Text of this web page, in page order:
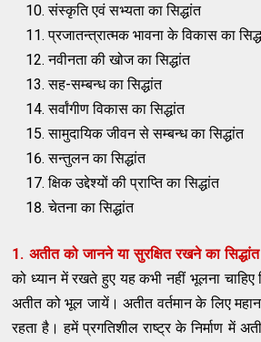
संस्कृति एवं सभ्यता का सिद्धांत
प्रजातन्त्रात्मक भावना के विकास का
नवीनता की खोज का सिद्धांत
सह-सम्बन्ध का सिद्धांत
सर्वांगीण विकास का सिद्धांत
सामुदायिक जीवन से सम्बन्ध का सिद्धांत
सन्तुलन का सिद्धांत
क्षिक उद्देश्यों की प्राप्ति का सिद्धांत
चेतना का सिद्धांत
1. अतीत को जानने या सुरक्षित रखने का सिद्धांत
को ध्यान में रखते हुए यह कभी नहीं भूलना
अतीत को भूल जायें। अतीत वर्तमान के लिए
रहता है। हमें प्रगतिशील राष्ट्र के निर्माण में